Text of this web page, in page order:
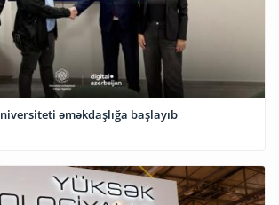
əməkdaşlığa başlayıb